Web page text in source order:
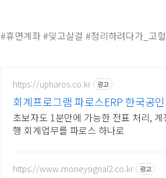
#휴면계좌 #잊고살걸 #정리하려다가_고
https://upharos.co.kr 광고
회계프로그램 파로스ERP 한국공
초보자도 1분만에 가능한 전표 처리,
행 회계업무를 파로스 하나로
https://www.moneysignal2.co.kr 광고